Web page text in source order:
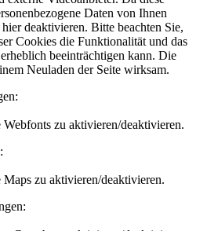
Daten von Ihnen
deaktivieren. Bitte beachten Sie,
Cookies die Funktionalität und das
beeinträchtigen kann. Die
Neuladen der Seite wirksam.
zu aktivieren/deaktivieren.
zu aktivieren/deaktivieren.